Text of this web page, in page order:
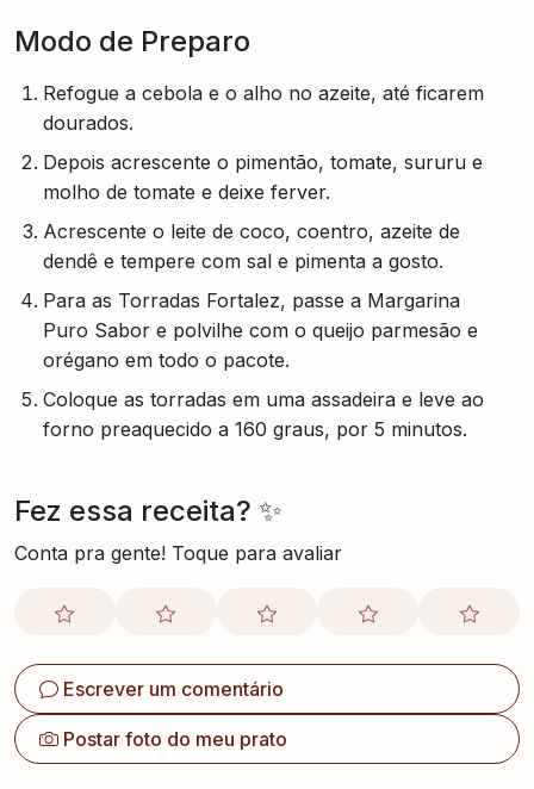
Modo de Preparo
Refogue a cebola e o alho no azeite, até ficarem
dourados.
Depois acrescente o pimentão, tomate, sururu e
molho de tomate e deixe ferver.
Acrescente o leite de coco, coentro, azeite de
dendê e tempere com sal e pimenta a gosto.
Para as Torradas Fortalez, passe a Margarina
Puro Sabor e polvilhe com o queijo parmesão e
orégano em todo o pacote.
Coloque as torradas em uma assadeira e leve ao
forno preaquecido a 160 graus, por 5 minutos.
Fez essa receita? ✨
Conta pra gente! Toque para avaliar
Escrever um comentário
Postar foto do meu prato